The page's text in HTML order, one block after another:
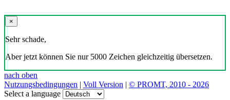
×
Sehr schade,
Aber jetzt können Sie nur 5000 Zeichen gleichzeitig übersetzen.
nach oben
Nutzungsbedingungen | Voll Version | © PROMT, 2010 - 2026
Select a language